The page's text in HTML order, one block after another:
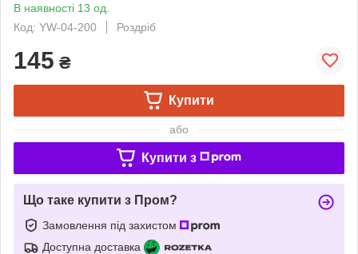
В наявності 13 од.
Код: YW-04-200
Роздріб
145 ₴
Купити
або
Купити з
Що таке купити з Пром?
Замовлення під захистом
Доступна доставка